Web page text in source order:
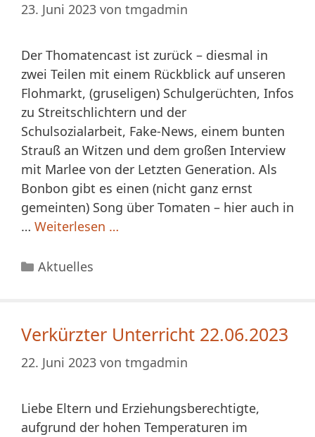
23. Juni 2023 von tmgadmin
Der Thomatencast ist zurück – diesmal in
zwei Teilen mit einem Rückblick auf unseren
Flohmarkt, (gruseligen) Schulgerüchten, Infos
zu Streitschlichtern und der
Schulsozialarbeit, Fake-News, einem bunten
Strauß an Witzen und dem großen Interview
mit Marlee von der Letzten Generation. Als
Bonbon gibt es einen (nicht ganz ernst
gemeinten) Song über Tomaten – hier auch in
… Weiterlesen …
Kategorien
Aktuelles
Verkürzter Unterricht 22.06.2023
22. Juni 2023 von tmgadmin
Liebe Eltern und Erziehungsberechtigte,
aufgrund der hohen Temperaturen im